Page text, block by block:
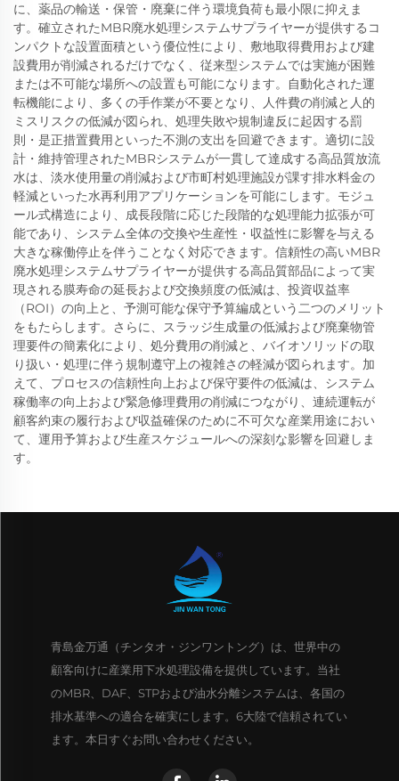
に、薬品の輸送・保管・廃棄に伴う環境負荷も最小限に抑えま
す。確立されたMBR廃水処理システムサプライヤーが提供するコ
ンパクトな設置面積という優位性により、敷地取得費用および建
設費用が削減されるだけでなく、従来型システムでは実施が困難
または不可能な場所への設置も可能になります。自動化された運
転機能により、多くの手作業が不要となり、人件費の削減と人的
ミスリスクの低減が図られ、処理失敗や規制違反に起因する罰
則・是正措置費用といった不測の支出を回避できます。適切に設
計・維持管理されたMBRシステムが一貫して達成する高品質放流
水は、淡水使用量の削減および市町村処理施設が課す排水料金の
軽減といった水再利用アプリケーションを可能にします。モジュ
ール式構造により、成長段階に応じた段階的な処理能力拡張が可
能であり、システム全体の交換や生産性・収益性に影響を与える
大きな稼働停止を伴うことなく対応できます。信頼性の高いMBR
廃水処理システムサプライヤーが提供する高品質部品によって実
現される膜寿命の延長および交換頻度の低減は、投資収益率
（ROI）の向上と、予測可能な保守予算編成という二つのメリット
をもたらします。さらに、スラッジ生成量の低減および廃棄物管
理要件の簡素化により、処分費用の削減と、バイオソリッドの取
り扱い・処理に伴う規制遵守上の複雑さの軽減が図られます。加
えて、プロセスの信頼性向上および保守要件の低減は、システム
稼働率の向上および緊急修理費用の削減につながり、連続運転が
顧客約束の履行および収益確保のために不可欠な産業用途におい
て、運用予算および生産スケジュールへの深刻な影響を回避しま
す。
青島金万通（チンタオ・ジンワントング）は、世界中の
顧客向けに産業用下水処理設備を提供しています。当社
のMBR、DAF、STPおよび油水分離システムは、各国の
排水基準への適合を確実にします。6大陸で信頼されてい
ます。本日すぐお問い合わせください。